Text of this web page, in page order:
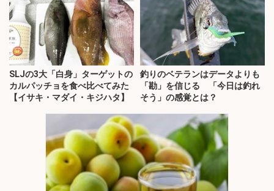
SLJの3大「白身」ターゲットの
カルパッチョを食べ比べてみた
【イサキ・マダイ・キジハタ】
釣りのベテランはデータよりも
「勘」を信じる 「今日は釣れ
そう」の感覚とは？